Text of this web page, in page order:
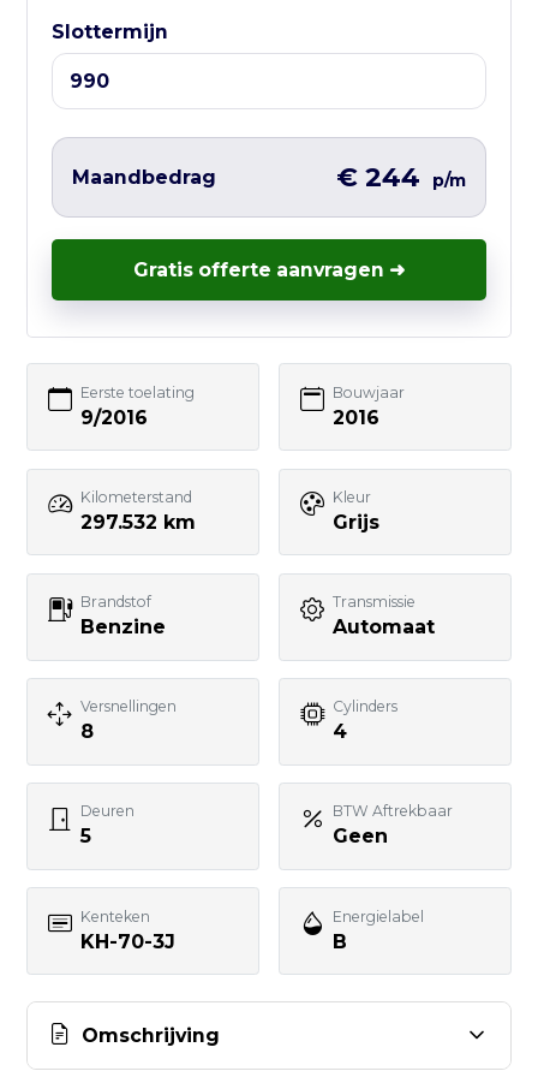
Ma t/m Vr — 10:00 tot 17:00
Liever direct contact?
je op – vaak nog dezelfde werkdag.
E-mailadres
Slottermijn
Maandbedrag € 244 p/m
Gratis offerte aanvragen ➜
Eerste toelating
9/2016
Bouwjaar
2016
Kilometerstand
297.532 km
Kleur
Grijs
Brandstof
Benzine
Transmissie
Automaat
Versnellingen
8
Cylinders
4
Deuren
5
BTW Aftrekbaar
Geen
Kenteken
KH-70-3J
Energielabel
B
Omschrijving